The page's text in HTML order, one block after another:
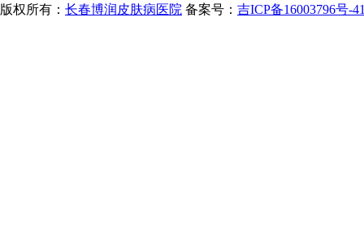
版权所有： 长春博润皮肤病医院 备案号： 吉ICP备16003796号-